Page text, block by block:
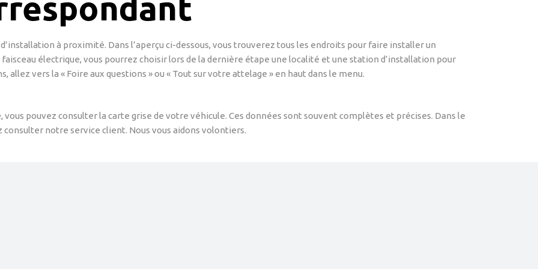
à proximité. Dans l’aperçu ci-dessous, vous trouverez tous les endroits pour faire installer un
faisceau électrique, vous pourrez choisir lors de la dernière étape une localité et une station d’installation pour
vers la « Foire aux questions » ou « Tout sur votre attelage » en haut dans le menu.
vous pouvez consulter la carte grise de votre véhicule. Ces données sont souvent complètes et précises. Dans le
consulter notre service client. Nous vous aidons volontiers.